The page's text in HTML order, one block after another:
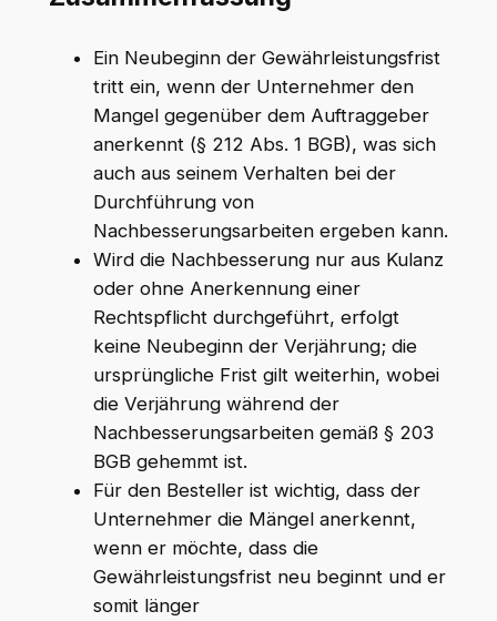
Ein Neubeginn der Gewährleistungsfrist
tritt ein, wenn der Unternehmer den
Mangel gegenüber dem Auftraggeber
anerkennt (§ 212 Abs. 1 BGB), was sich
auch aus seinem Verhalten bei der
Durchführung von
Nachbesserungsarbeiten ergeben kann.
Wird die Nachbesserung nur aus Kulanz
oder ohne Anerkennung einer
Rechtspflicht durchgeführt, erfolgt
keine Neubeginn der Verjährung; die
ursprüngliche Frist gilt weiterhin, wobei
die Verjährung während der
Nachbesserungsarbeiten gemäß § 203
BGB gehemmt ist.
Für den Besteller ist wichtig, dass der
Unternehmer die Mängel anerkennt,
wenn er möchte, dass die
Gewährleistungsfrist neu beginnt und er
somit länger